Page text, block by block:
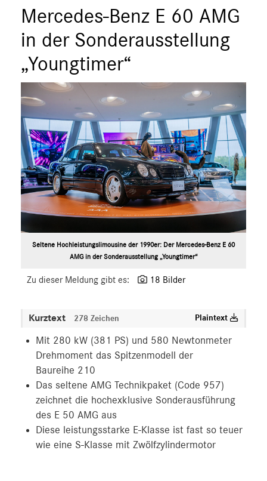
ÜBER UNS
ANSPRECHPARTNER
Mercedes-Benz E 60 AMG
in der Sonderausstellung
„Youngtimer“
Seltene Hochleistungslimousine der 1990er: Der Mercedes-Benz E 60
AMG in der Sonderausstellung „Youngtimer“
Zu dieser Meldung gibt es: 18 Bilder
Kurztext 278 Zeichen Plaintext
Mit 280 kW (381 PS) und 580 Newtonmeter
Drehmoment das Spitzenmodell der
Baureihe 210
Das seltene AMG Technikpaket (Code 957)
zeichnet die hochexklusive Sonderausführung
des E 50 AMG aus
Diese leistungsstarke E-Klasse ist fast so teuer
wie eine S-Klasse mit Zwölfzylindermotor